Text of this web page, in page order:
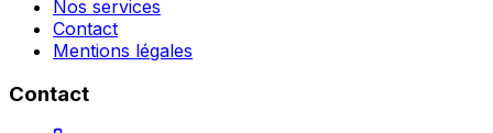
Nos services
Contact
Mentions légales
Contact